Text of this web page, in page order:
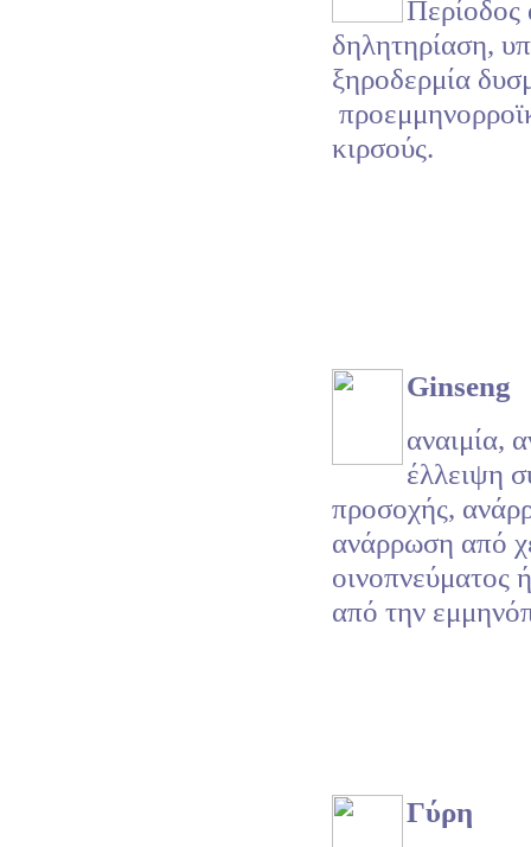
δηλητηρίαση,
ξηροδερμία
κιρσούς.
Ginseng
αναιμία,
έλλειψη
προσοχής,
ανάρρωση από
οινοπνεύματος
από την
Γύρη